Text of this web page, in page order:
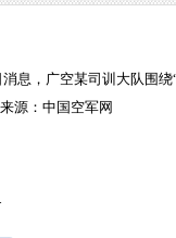
息，广空某司训大队围
源：中国空军网